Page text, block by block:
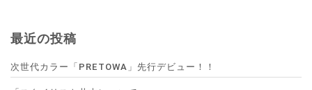
最近の投稿
次世代カラー「PRETOWA」先行デビュー！！